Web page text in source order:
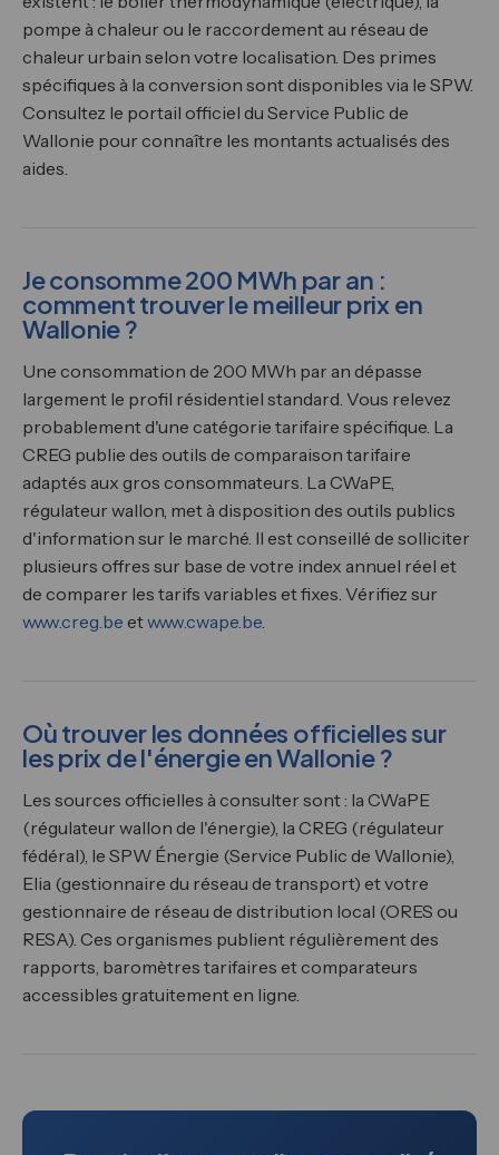
pompe à chaleur ou le raccordement au réseau de
chaleur urbain selon votre localisation. Des primes
spécifiques à la conversion sont disponibles via le SPW.
Consultez le portail officiel du Service Public de
Wallonie pour connaître les montants actualisés des
aides.
Je consomme 200 MWh par an :
comment trouver le meilleur prix en
Wallonie ?
Une consommation de 200 MWh par an dépasse
largement le profil résidentiel standard. Vous relevez
probablement d'une catégorie tarifaire spécifique. La
CREG publie des outils de comparaison tarifaire
adaptés aux gros consommateurs. La CWaPE,
régulateur wallon, met à disposition des outils publics
d'information sur le marché. Il est conseillé de solliciter
plusieurs offres sur base de votre index annuel réel et
de comparer les tarifs variables et fixes. Vérifiez sur
www.creg.be etwww.cwape.be.
Où trouver les données officielles sur
les prix de l'énergie en Wallonie ?
Les sources officielles à consulter sont : la CWaPE
(régulateur wallon de l'énergie), la CREG (régulateur
fédéral), le SPW Énergie (Service Public de Wallonie),
Elia (gestionnaire du réseau de transport) et votre
gestionnaire de réseau de distribution local (ORES ou
RESA). Ces organismes publient régulièrement des
rapports, baromètres tarifaires et comparateurs
accessibles gratuitement en ligne.